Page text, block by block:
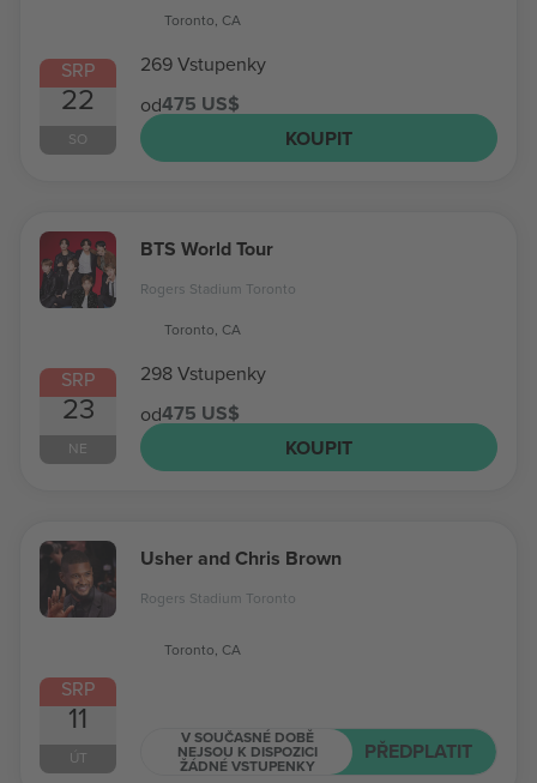
SRP
22
SO
Toronto, CA
269 Vstupenky
od475 US$
KOUPIT
SRP
23
NE
BTS World Tour
Rogers Stadium Toronto
Toronto, CA
298 Vstupenky
od475 US$
KOUPIT
SRP
11
ÚT
Usher and Chris Brown
Rogers Stadium Toronto
Toronto, CA
V SOUČASNÉ DOBĚ
NEJSOU K DISPOZICI
ŽÁDNÉ VSTUPENKY
PŘEDPLATIT